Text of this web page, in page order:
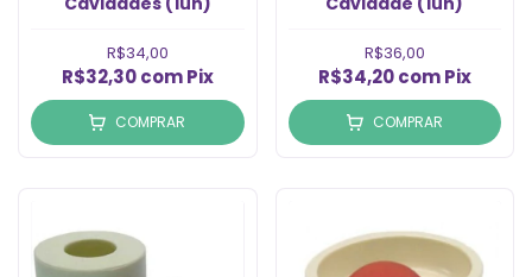
R$34,00
R$32,30com Pix
COMPRAR
R$36,00
R$34,20com Pix
COMPRAR